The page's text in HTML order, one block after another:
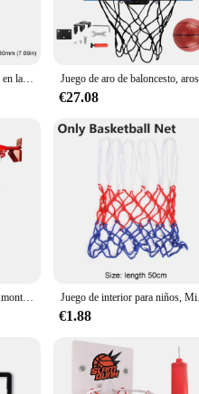
Aro de baloncesto montado en la pared para niños, juguete de baloncesto para el hogar, juego de Mini aro de baloncesto para niños, juegos al aire libre
€27.08
Aro de baloncesto colgante montado en la pared, Red de llanta deportiva, baloncesto interior y exterior, Red de cesta colgante de pared, 32cm Juego de
€1.88